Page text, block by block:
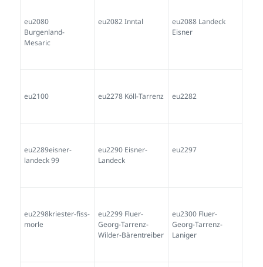
eu2080
Burgenland-
Mesaric
eu2082 Inntal
eu2088 Landeck
Eisner
eu2100 eu2278 Köll-Tarrenz eu2282
eu2289eisner-
landeck 99
eu2290 Eisner-
Landeck
eu2297
eu2298kriester-fiss-
morle
eu2299 Fluer-
Georg-Tarrenz-
Wilder-Bärentreiber
eu2300 Fluer-
Georg-Tarrenz-
Laniger